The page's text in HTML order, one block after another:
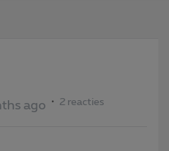
ago 2 reacties